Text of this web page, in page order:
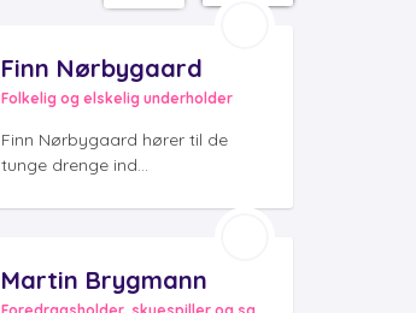
Finn Nørbygaard
Folkelig og elskelig underholder
Finn Nørbygaard hører til de
tunge drenge ind...
Martin Brygmann